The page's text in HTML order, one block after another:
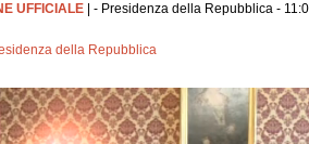
UFFICIALE | - Presidenza della Repubblica -
della Repubblica